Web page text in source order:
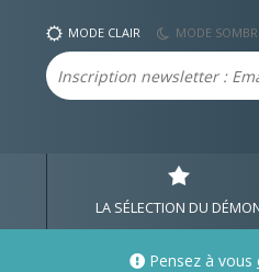
MODE CLAIR MODE
Email
LA SÉLECTION DU
Pensez à vous